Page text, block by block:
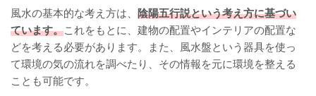
風水の基本的な考え方は、 陰陽五行説という考え方に基づい
ています。これをもとに、建物の配置やインテリアの配置な
どを考える必要があります。また、風水盤という器具を使っ
て環境の気の流れを調べたり、その情報を元に環境を整える
ことも可能です。